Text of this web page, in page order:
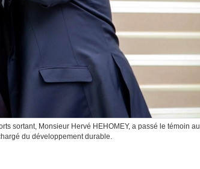
sortant, Monsieur Hervé HEHOMEY, a passé le témoin au
du développement durable.